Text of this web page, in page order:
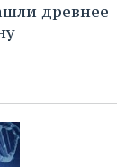
древнее